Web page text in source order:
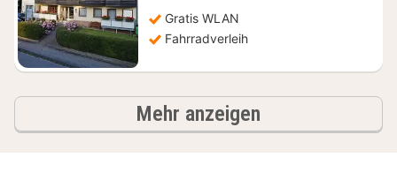
Gratis WLAN
Fahrradverleih
Mehr anzeigen